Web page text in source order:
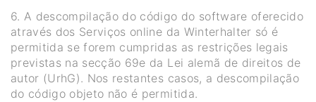
6. A descompilação do código do software oferecido
através dos Serviços online da Winterhalter só é
permitida se forem cumpridas as restrições legais
previstas na secção 69e da Lei alemã de direitos de
autor (UrhG). Nos restantes casos, a descompilação
do código objeto não é permitida.